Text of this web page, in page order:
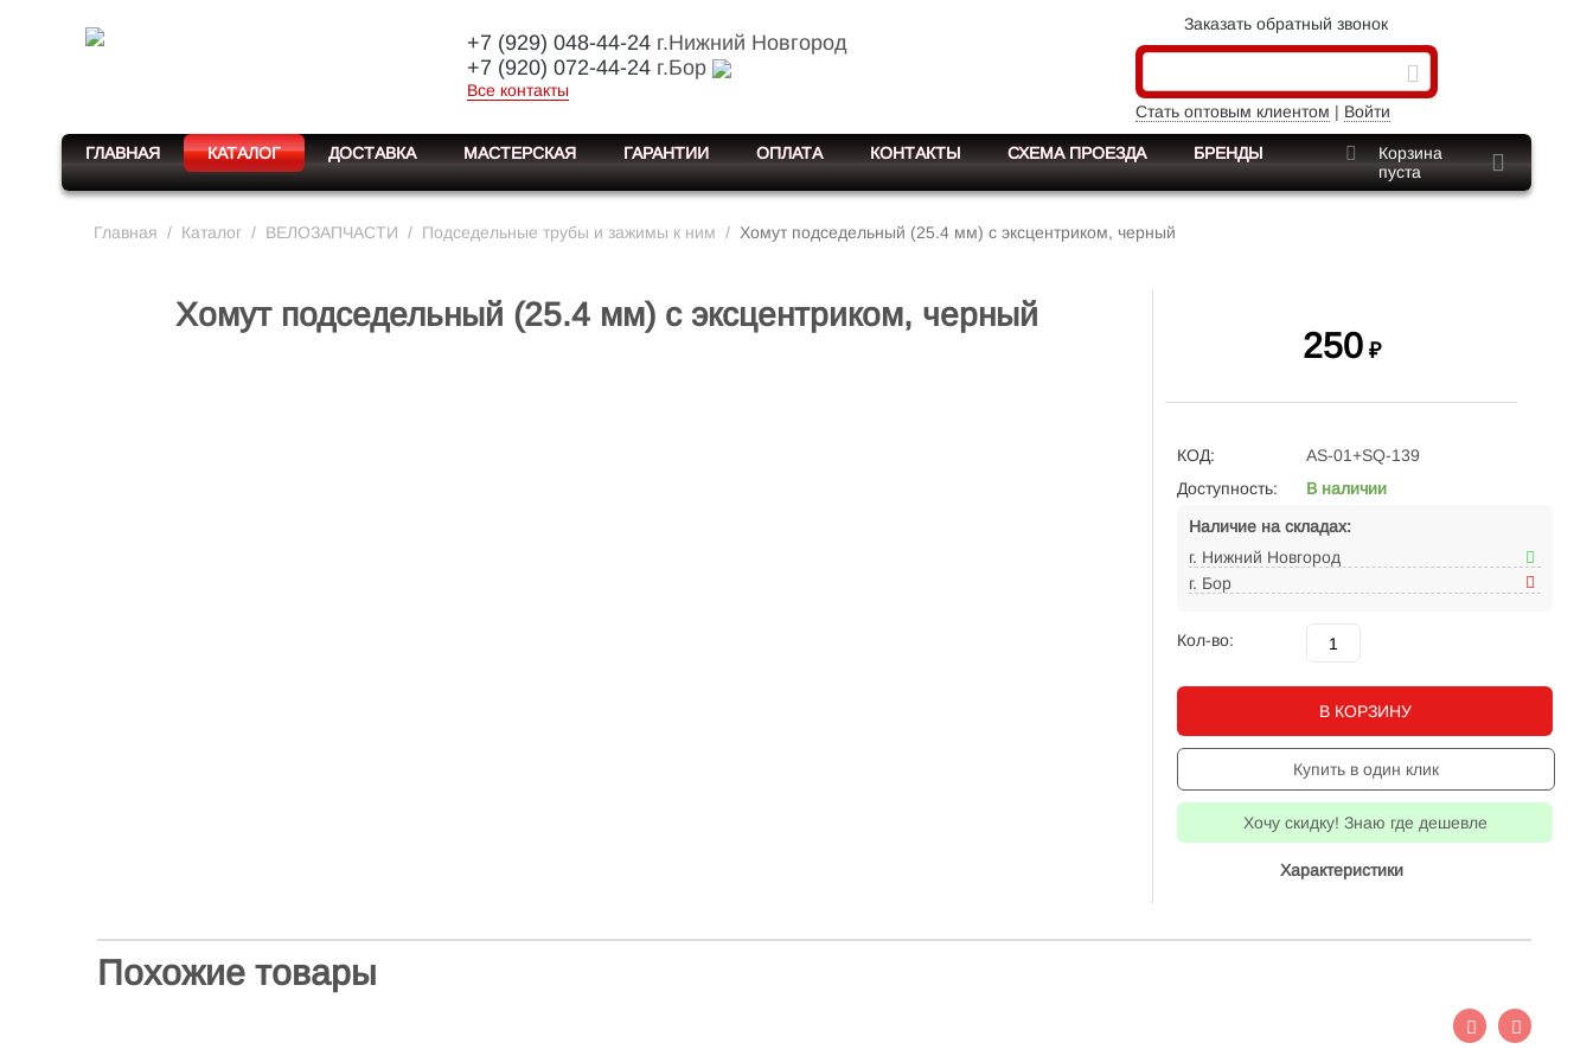
+7 (929) 048-44-24г.Нижний Новгород
+7 (920) 072-44-24г.Бор
Все контакты
Заказать обратный звонок
Стать оптовым клиентом | Войти
ГЛАВНАЯ КАТАЛОГ ДОСТАВКА МАСТЕРСКАЯ ГАРАНТИИ ОПЛАТА КОНТАКТЫ СХЕМА ПРОЕЗДА БРЕНДЫ
Корзина
пуста
Главная / Каталог / ВЕЛОЗАПЧАСТИ / Подседельные трубы и зажимы к ним / Хомут подседельный (25.4 мм) с эксцентриком, черный
Хомут подседельный (25.4 мм) с эксцентриком, черный
250 ₽
КОД:
AS-01+SQ-139
Доступность:
В наличии
Наличие на складах:
г. Нижний Новгород
г. Бор
Кол-во:
В КОРЗИНУ
Купить в один клик
Хочу скидку! Знаю где дешевле
Характеристики
Похожие товары